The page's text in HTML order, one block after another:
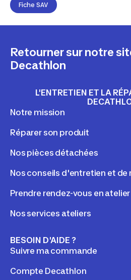
Fiche SAV
Retourner sur notre
Decathlon
L'ENTRETIEN ET LA
Notre mission
Réparer son produit
Nos pièces détachées
Nos conseils d'entretien et de
Prendre rendez-vous en atelier
Nos services ateliers
BESOIN D'AIDE ?
Suivre ma commande
Compte Decathlon